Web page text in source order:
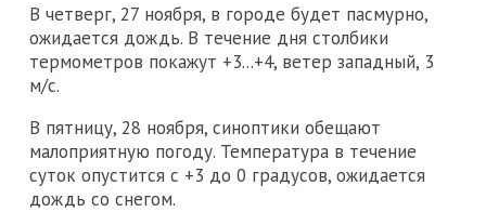
В четверг, 27 ноября, в городе будет пасмурно,
ожидается дождь. В течение дня столбики
термометров покажут +3...+4, ветер западный, 3
м/с.
В пятницу, 28 ноября, синоптики обещают
малоприятную погоду. Температура в течение
суток опустится с +3 до 0 градусов, ожидается
дождь со снегом.